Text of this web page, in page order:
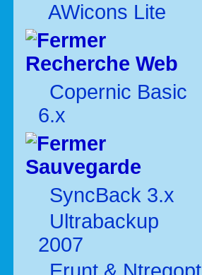
AWicons Lite
Recherche Web
Copernic Basic
6.x
Sauvegarde
SyncBack 3.x
Ultrabackup
2007